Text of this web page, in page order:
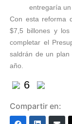
entregaría un
Con esta reforma
$7,5 billones y
completar el
saldrán de un plan
año.
6
Compartir en: